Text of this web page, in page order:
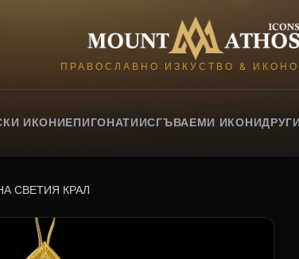
Mount Athos Icons
ПРАВОСЛАВНО ИЗКУСТВО &
ИКОНИЕПИГОНАТИИСГЪВАЕМИ ИКОНИ
СВЕТИЯ КРАЛ